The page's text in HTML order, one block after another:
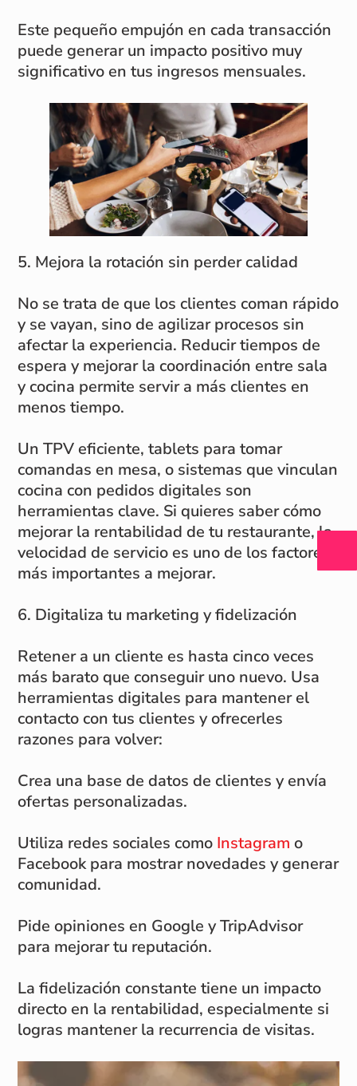
Este pequeño empujón en cada transacción
puede generar un impacto positivo muy
significativo en tus ingresos mensuales.
5. Mejora la rotación sin perder calidad
No se trata de que los clientes coman rápido
y se vayan, sino de agilizar procesos sin
afectar la experiencia. Reducir tiempos de
espera y mejorar la coordinación entre sala
y cocina permite servir a más clientes en
menos tiempo.
Un TPV eficiente, tablets para tomar
comandas en mesa, o sistemas que vinculan
cocina con pedidos digitales son
herramientas clave. Si quieres saber cómo
mejorar la rentabilidad de tu restaurante, la
velocidad de servicio es uno de los factores
más importantes a mejorar.
6. Digitaliza tu marketing y fidelización
Retener a un cliente es hasta cinco veces
más barato que conseguir uno nuevo. Usa
herramientas digitales para mantener el
contacto con tus clientes y ofrecerles
razones para volver:
Crea una base de datos de clientes y envía
ofertas personalizadas.
Utiliza redes sociales como Instagram o
Facebook para mostrar novedades y generar
comunidad.
Pide opiniones en Google y TripAdvisor
para mejorar tu reputación.
La fidelización constante tiene un impacto
directo en la rentabilidad, especialmente si
logras mantener la recurrencia de visitas.